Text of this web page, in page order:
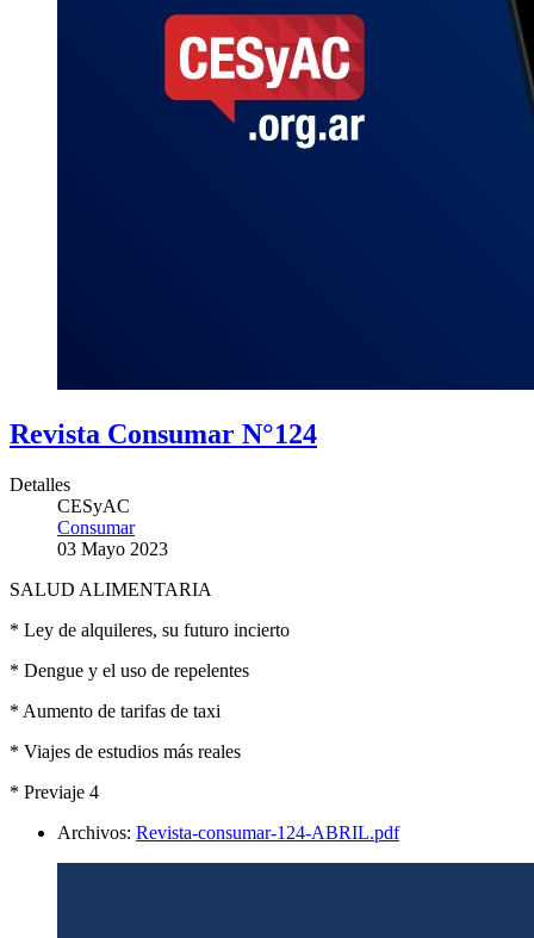
Revista Consumar N°124
Detalles
CESyAC
Consumar
03 Mayo 2023
SALUD ALIMENTARIA
* Ley de alquileres, su futuro incierto
* Dengue y el uso de repelentes
* Aumento de tarifas de taxi
* Viajes de estudios más reales
* Previaje 4
Archivos: Revista-consumar-124-ABRIL.pdf